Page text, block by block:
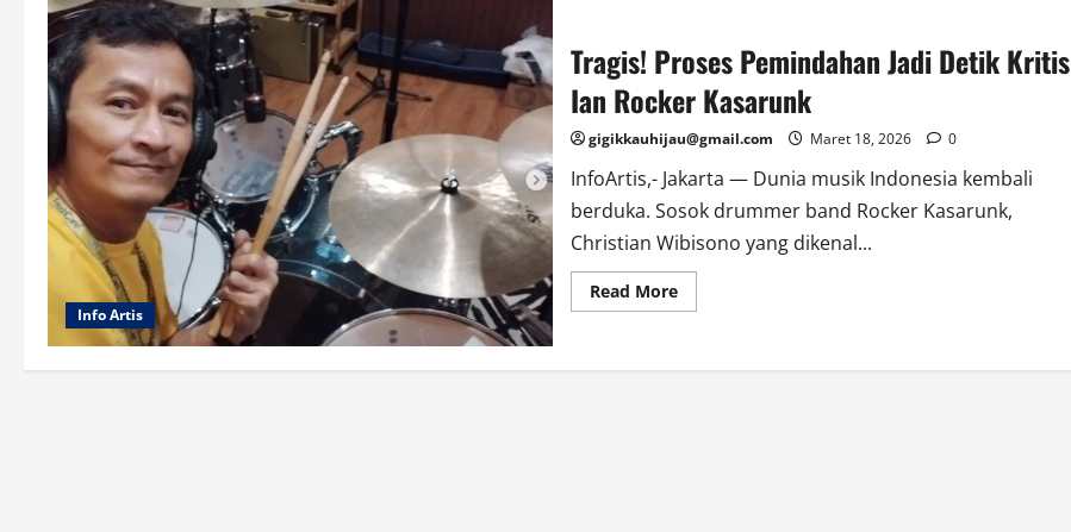
Info Artis
Tragis! Proses Pemindahan Jadi Detik Kritis
Ian Rocker Kasarunk
gigikkauhijau@gmail.com Maret 18, 2026 0
InfoArtis,- Jakarta — Dunia musik Indonesia kembali
berduka. Sosok drummer band Rocker Kasarunk,
Christian Wibisono yang dikenal...
Read MoreRead
more
Pemindahan